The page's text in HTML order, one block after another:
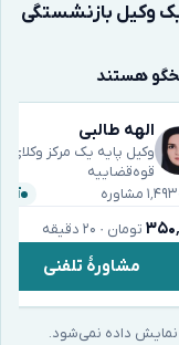
وکیل بازنشستگی
الهه طالبی
وکیل پایه یک مرکز وکلای
قوه‌قضاییه
۱٬۴۹۳ مشاوره
تومان · ۲۰ دقیقه
مشاورهٔ تلفنی
نمایش داده نمی‌شود.